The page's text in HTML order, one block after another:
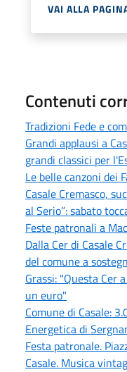
VAI ALLA
Contenuti
Tradizioni Fede e
Grandi applausi a
grandi classici per
Le belle canzoni dei
Casale Cremasco,
al Serio”: sabato
Feste patronali a
Dalla Cer di Casale
del comune a
Grassi: "Questa Cer
un euro"
Comune di Casale:
Energetica di
Festa patronale.
Casale. Musica